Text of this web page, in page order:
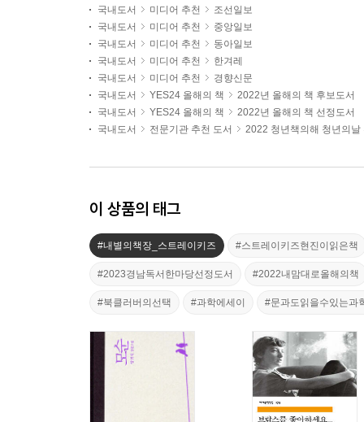
국내도서 미디어 추천
조선일보
국내도서
미디어 추천
중앙일보
국내도서
미디어 추천
동아일보
국내도서
미디어 추천
한겨레
국내도서
미디어 추천
경향신문
국내도서
YES24 올해의 책
2022년 올해의 책 후보도서
국내도서
YES24 올해의 책
2022년 올해의 책 선정도서
국내도서
전문기관 추천 도서 2022 청년책의해 청년의날
이 상품의 태그
#내별의책장_스트레이키즈 #스트레이키즈현진이읽은책
#2023경남독서한마당선정도서 #2022내맘대로올해의책
#북클러버의선택 #과학에세이 #문과도읽을수있는과